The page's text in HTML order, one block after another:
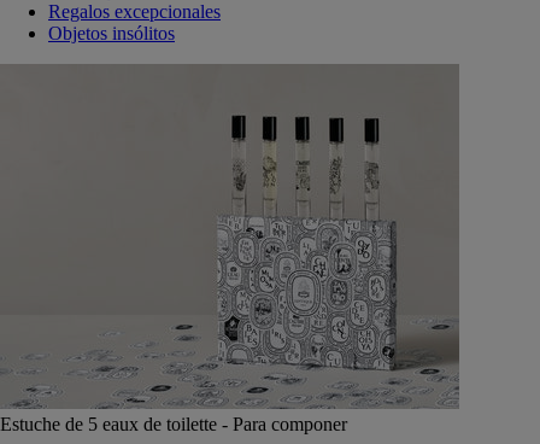
Regalos excepcionales
Objetos insólitos
Estuche de 5 eaux de toilette - Para componer